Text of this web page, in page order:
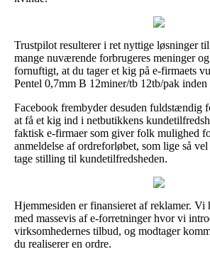
Trustpilot resulterer i ret nyttige løsninger
mange nuværende forbrugeres meninger
fornuftigt, at du tager et kig på e-firmaets
Pentel 0,7mm B 12miner/tb 12tb/pak inden
Facebook frembyder desuden fuldstændig
at få et kig ind i netbutikkens
faktisk e-firmaer som giver folk mulighed
anmeldelse af ordreforløbet, som lige så
tage stilling til kundetilfredsheden.
Hjemmesiden er finansieret af reklamer. Vi
med massevis af e-forretninger hvor vi
virksomhedernes tilbud, og modtager
du realiserer en ordre.